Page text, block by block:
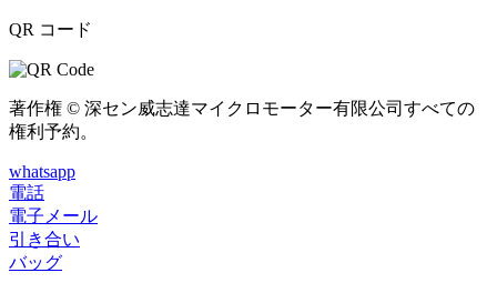
QR コード
著作権 © 深セン威志達マイクロモーター有限公司すべての
権利予約。
whatsapp
電話
電子メール
引き合い
バッグ